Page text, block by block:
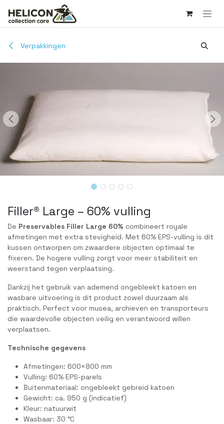
Overslaan naar inhoud
Verpakkingen
Filler® Large – 60% vulling
De Preservables Filler Large 60% combineert royale
afmetingen met extra stevigheid. Met 60% EPS-vulling is dit
kussen ontworpen om zwaardere objecten optimaal te
fixeren. De hogere vulling zorgt voor meer stabiliteit en
weerstand tegen verplaatsing.
Dankzij het gebruik van ademend ongebleekt katoen en
wasbare uitvoering is dit product zowel duurzaam als
praktisch. Perfect voor musea, archieven en transporteurs
die waardevolle objecten veilig en verantwoord willen
verplaatsen.
Technische gegevens
Afmetingen: 600×800 mm
Vulling: 60% EPS-parels
Buitenmateriaal: ongebleekt gebreid katoen
Gewicht: ca. 950 g (indicatief)
Kleur: natuurwit
Wasbaar: 30 °C